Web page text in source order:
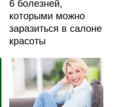
6 болезней,
которыми можно
заразиться в салоне
красоты